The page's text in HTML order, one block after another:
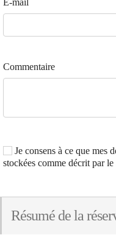
Commentaire
Je consens à ce que mes
stockées comme décrit par le
Résumé de la